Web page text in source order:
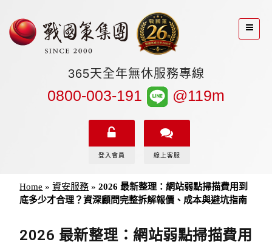
365天全年無休服務專線
0800-003-191 @119m
登入會員 線上客服
Home »資安服務 »2026 最新整理：網站弱點掃描費用到
底多少才合理？資深顧問完整拆解報價、成本與避坑指南
2026 最新整理：網站弱點掃描費用